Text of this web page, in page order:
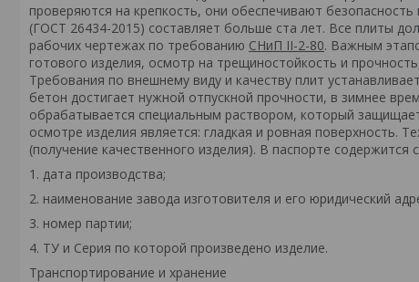
проверяются на крепкость, они обеспечивают
(ГОСТ 26434-2015) составляет больше ста лет. Все плиты
рабочих чертежах по требованию СНиП II-2-80. Важным
готового изделия, осмотр на трещиностойкость и
Требования по внешнему виду и качеству плит
бетон достигает нужной отпускной прочности, в зимнее
обрабатывается специальным раствором, который
осмотре изделия является: гладкая и ровная поверхность.
(получение качественного изделия). В паспорте
1. дата производства;
2. наименование завода изготовителя и его юридический
3. номер партии;
4. ТУ и Серия по которой произведено изделие.
Транспортирование и хранение